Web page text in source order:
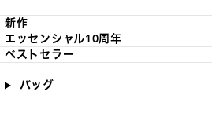
新作
エッセンシャル10周年
ベストセラー
バッグ